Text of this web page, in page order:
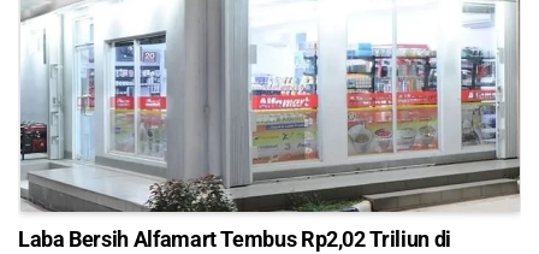
Laba Bersih Alfamart Tembus Rp2,02 Triliun di